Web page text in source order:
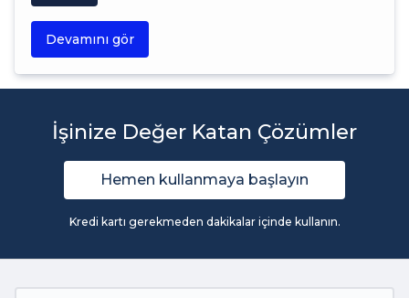
Devamını gör
İşinize Değer Katan Çözümler
Hemen kullanmaya başlayın
Kredi kartı gerekmeden dakikalar içinde kullanın.